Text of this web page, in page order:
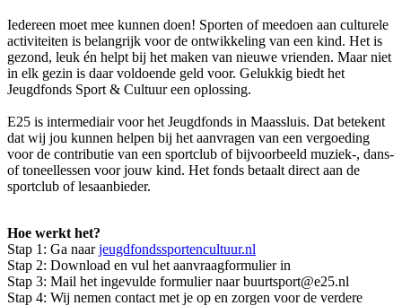
Iedereen moet mee kunnen doen! Sporten of meedoen aan culturele
activiteiten is belangrijk voor de ontwikkeling van een kind. Het is
gezond, leuk én helpt bij het maken van nieuwe vrienden. Maar niet
in elk gezin is daar voldoende geld voor. Gelukkig biedt het
Jeugdfonds Sport & Cultuur een oplossing.
E25 is intermediair voor het Jeugdfonds in Maassluis. Dat betekent
dat wij jou kunnen helpen bij het aanvragen van een vergoeding
voor de contributie van een sportclub of bijvoorbeeld muziek-, dans-
of toneellessen voor jouw kind. Het fonds betaalt direct aan de
sportclub of lesaanbieder.
Hoe werkt het?
Stap 1: Ga naarjeugdfondssportencultuur.nl
Stap 2: Download en vul het aanvraagformulier in
Stap 3: Mail het ingevulde formulier naar buurtsport@e25.nl
Stap 4: Wij nemen contact met je op en zorgen voor de verdere